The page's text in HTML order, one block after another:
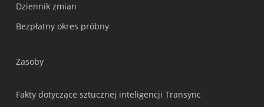
Dziennik zmian
Bezpłatny okres próbny
Zasoby
Fakty dotyczące sztucznej inteligencji Transync